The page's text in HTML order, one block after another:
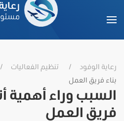
رعاية الوفود تنظيم الفعاليات
بناء فريق العمل
السبب وراء أهمية
فريق العمل